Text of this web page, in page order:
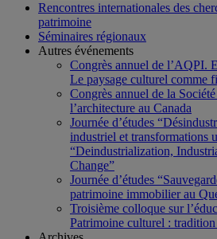
Rencontres internationales des
patrimoine
Séminaires régionaux
Autres événements
Congrès annuel de l’AQPI.
Le paysage culturel comme
Congrès annuel de la
l’architecture au Canada
Journée d’études
industriel et transformations
“Deindustrialization,
Change”
Journée d’études
patrimoine immobilier au
Troisième colloque sur
Patrimoine culturel :